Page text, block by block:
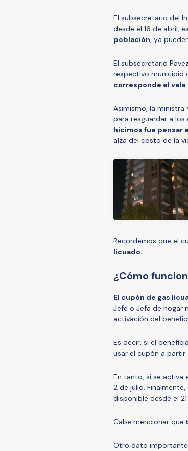
El subsecretario del
desde el 16 de abril,
población, ya
El subsecretario
respectivo municipio
corresponde el vale
Asimismo, la ministra
para resguardar a
hicimos fue pensar
alza del costo de la
Recordemos que el
licuado.
¿Cómo
El cupón de gas
Jefe o Jefa de hogar
activación del
Es decir, si el
usar el cupón a partir
En tanto, si se activa
2 de julio.
disponible desde el
Cabe mencionar que
Otro dato importante